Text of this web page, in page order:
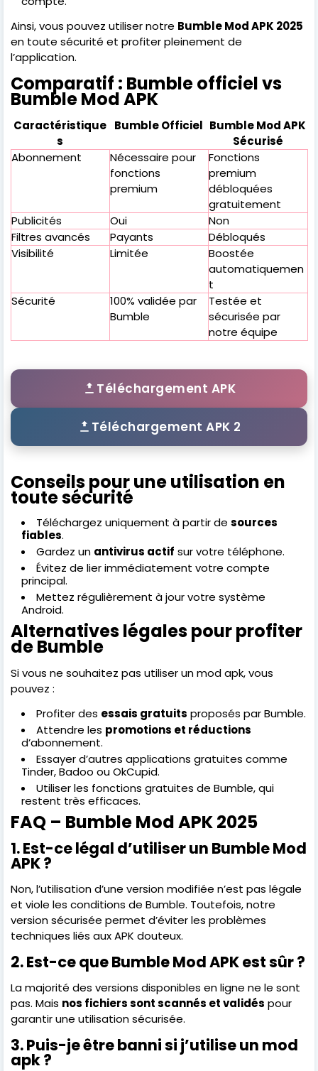
Ainsi, vous pouvez utiliser notre Bumble Mod APK 2025
en toute sécurité et profiter pleinement de
l’application.
Comparatif : Bumble officiel vs
Bumble Mod APK
Caractéristique
s
Bumble Officiel Bumble Mod APK
Sécurisé
Abonnement
Nécessaire pour
fonctions
premium
Fonctions
premium
débloquées
gratuitement
Publicités
Oui
Non
Filtres avancés
Payants
Débloqués
Visibilité
Limitée
Boostée
automatiquemen
t
Sécurité
100% validée par
Bumble
Testée et
sécurisée par
notre équipe
Téléchargement APK
Téléchargement APK 2
Conseils pour une utilisation en
toute sécurité
Téléchargez uniquement à partir de sources
fiables.
Gardez un antivirus actif sur votre téléphone.
Évitez de lier immédiatement votre compte
principal.
Mettez régulièrement à jour votre système
Android.
Alternatives légales pour profiter
de Bumble
Si vous ne souhaitez pas utiliser un mod apk, vous
pouvez :
Profiter des essais gratuits proposés par Bumble.
Attendre les promotions et réductions
d’abonnement.
Essayer d’autres applications gratuites comme
Tinder, Badoo ou OkCupid.
Utiliser les fonctions gratuites de Bumble, qui
restent très efficaces.
FAQ – Bumble Mod APK 2025
1. Est-ce légal d’utiliser un Bumble Mod
APK ?
Non, l’utilisation d’une version modifiée n’est pas légale
et viole les conditions de Bumble. Toutefois, notre
version sécurisée permet d’éviter les problèmes
techniques liés aux APK douteux.
2. Est-ce que Bumble Mod APK est sûr ?
La majorité des versions disponibles en ligne ne le sont
pas. Mais nos fichiers sont scannés et validés pour
garantir une utilisation sécurisée.
3. Puis-je être banni si j’utilise un mod
apk ?